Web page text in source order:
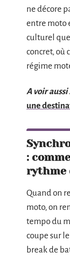
ne décore
entre moto
culturel
concret, où
régime
A voir aussi
une
:
rythme
Quand on
moto, on
tempo du
coupe sur
break de